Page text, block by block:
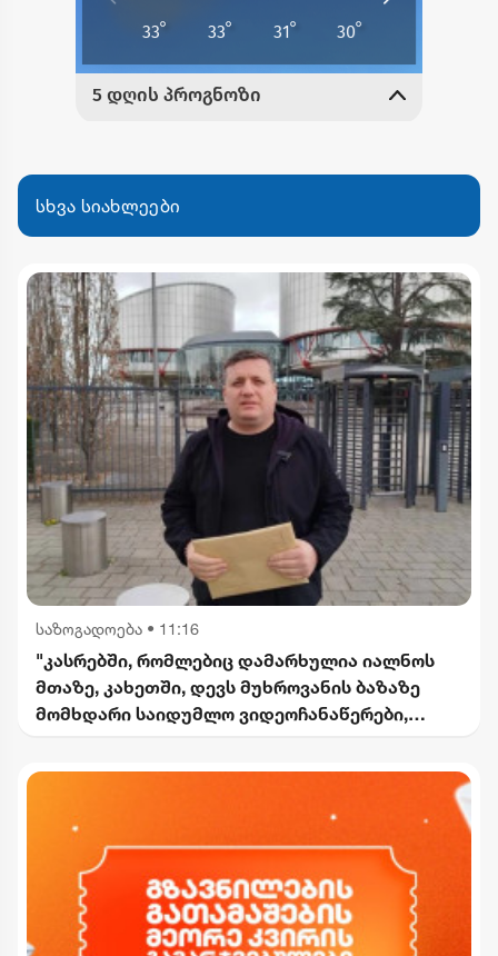
სხვა სიახლეები
საზოგადოება • 11:16
"კასრებში, რომლებიც დამარხულია იალნოს
მთაზე, კახეთში, დევს მუხროვანის ბაზაზე
მომხდარი საიდუმლო ვიდეოჩანაწერები,